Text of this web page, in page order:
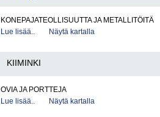
KONEPAJATEOLLISUUTTA JA METALLITÖITÄ
Lue lisää..
Näytä kartalla
KIIMINKI
OVIA JA PORTTEJA
Lue lisää..
Näytä kartalla